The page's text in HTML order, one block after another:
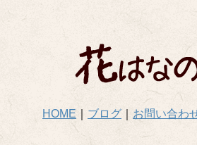
HOME ブログ お問い合わ